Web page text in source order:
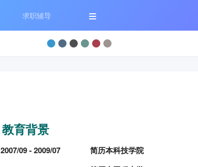
求职辅导
教育背景
2007/09 - 2009/07 简历本科技学院